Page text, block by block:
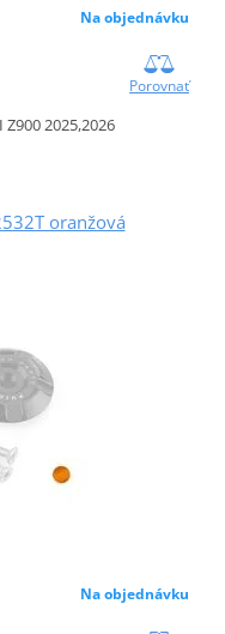
Na objednávku
Porovnať
Z900 2025,2026
oranžová
Na objednávku